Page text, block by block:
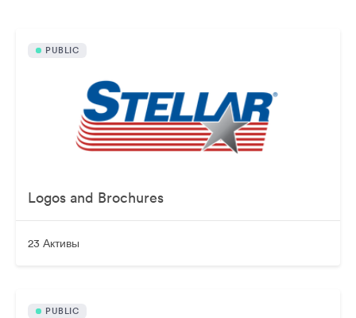
PUBLIC
Logos and Brochures
23 Активы
PUBLIC